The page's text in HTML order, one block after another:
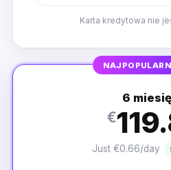
Karta kredytowa nie
6
€
Just €0.66/day